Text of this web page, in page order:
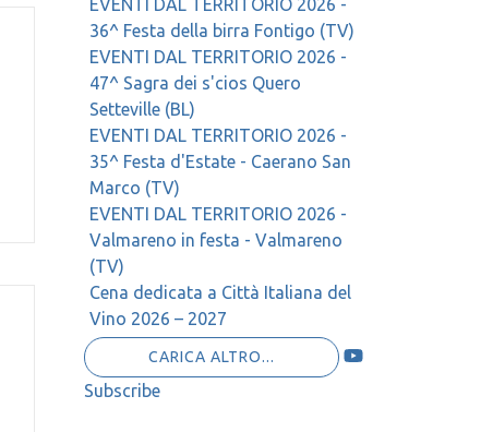
EVENTI DAL TERRITORIO 2026 -
36^ Festa della birra Fontigo (TV)
EVENTI DAL TERRITORIO 2026 -
47^ Sagra dei s'cios Quero
Setteville (BL)
EVENTI DAL TERRITORIO 2026 -
35^ Festa d'Estate - Caerano San
Marco (TV)
EVENTI DAL TERRITORIO 2026 -
Valmareno in festa - Valmareno
(TV)
Cena dedicata a Città Italiana del
Vino 2026 – 2027
CARICA ALTRO...
Subscribe